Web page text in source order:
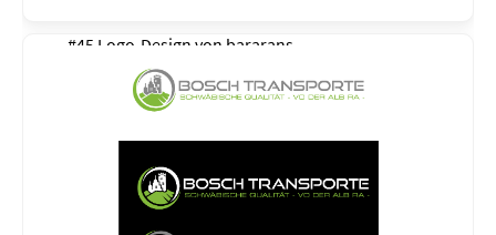
#45 Logo-Design von bararans